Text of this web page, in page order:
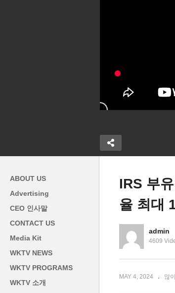
식료품 가격상승 여파로 월
ABOUT US
Advertising
CEO 인사말
CONTACT US
Media Kit
WKTV NEWS
WKTV PROGRAMS
WKTV 소개
IRS 부
율 최대
admin
4609
MAY 4, 2024 많